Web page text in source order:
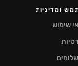
ומדיניות
שימוש